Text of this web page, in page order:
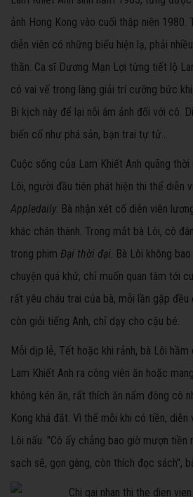
ảnh Hong Kong vào cuối thập niên 1980.
diễn viên có những biểu hiện lạ, phải
thần. Ca sĩ Dương Mạn Lợi từng tiết lộ
có vai vế trong làng giải trí cưỡng bức
Bi kịch này để lại nỗi ám ảnh đối với cô.
biến cố như phá sản, bạn trai tự tử...
Cuộc sống của Lam Khiết Anh quãng
Lôi, người đầu tiên phát hiện thi thể diễn
Appledaily. Bà nhận xét cố diễn viên
khác chân thành. Trong mắt bà Lôi, cô
trong phim Đại thời đại. Bà Lôi không
chuyện quá khứ, chỉ muốn quan tâm tới
rất yêu cháu trai của bà, mỗi lần gặp
còn giỏi tiếng Anh, chỉ dạy cho cậu bé.
Mỗi dịp lễ, Tết hoặc khi rảnh, bà Lôi hầm
Lam Khiết Anh ra công viên ăn hoặc
không kén ăn, rất thích ăn nấm đông cô
Kong khá đắt. Vì thế mỗi khi có tiền, diễn
Lôi nấu. "Cô ấy chẳng bao giờ mượn tiền
sạch sẽ, gọn gàng, còn thích đọc sách",